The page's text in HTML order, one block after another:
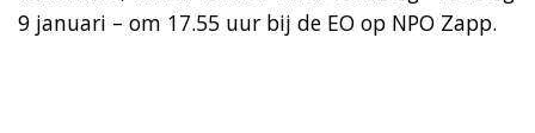
9 januari – om 17.55 uur bij de EO op NPO Zapp.